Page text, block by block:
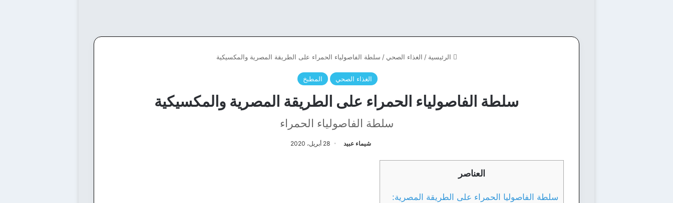
الرئيسية / الغذاء الصحي / سلطة الفاصولياء الحمراء على الطريقة المصرية والمكسيكية
الغذاء الصحي المطبخ
سلطة الفاصولياء الحمراء على الطريقة المصرية والمكسيكية
سلطة الفاصولياء الحمراء
شيماء عبيد 28 أبريل، 2020
العناصر
سلطة الفاصوليا الحمراء على الطريقة المصرية: